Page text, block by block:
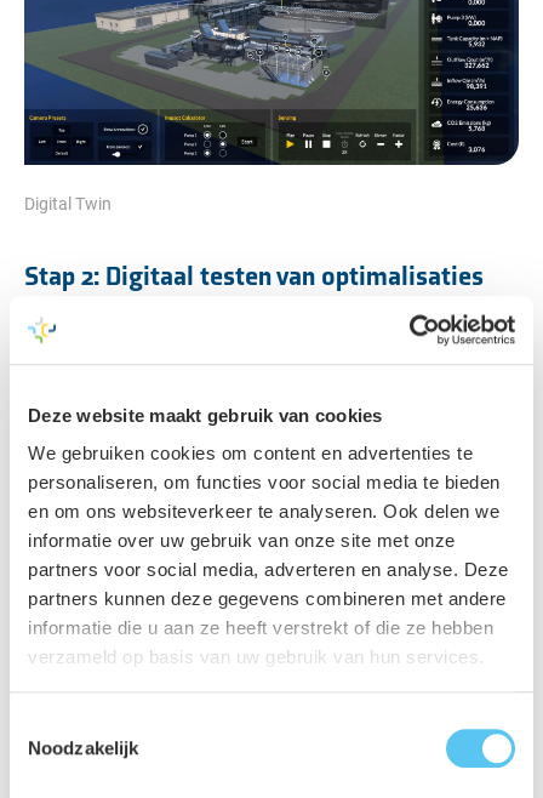
Deze website maakt gebruik van cookies
We gebruiken cookies om content en advertenties te
personaliseren, om functies voor social media te bieden
en om ons websiteverkeer te analyseren. Ook delen we
informatie over uw gebruik van onze site met onze
partners voor social media, adverteren en analyse. Deze
partners kunnen deze gegevens combineren met andere
informatie die u aan ze heeft verstrekt of die ze hebben
verzameld op basis van uw gebruik van hun services.
Noodzakelijk
Digital Twin
Stap 2: Digitaal testen van optimalisaties
De voorgestelde optimalisaties kunnen we testen met
behulp van een digital twin. Een digital twin is een digitaal
we in korte tijd veel data analyseren en virtueel scenario’s
doorlopen. Zo maken we inzichtelijk welke keuzes het
beste resultaat opleveren voor de totale
oppervlaktewaterkwaliteit. Het voordeel van een digital
twin-aanpak? Waardevolle praktijkerving en kennis
worden vastgelegd voor later, de aansturing wordt
vereenvoudigd en de stroringen en emissies verminderd.
Ook wordt het werkelijke milieu-impact door overstort en